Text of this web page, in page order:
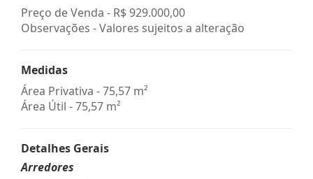
Preço de Venda - R$ 929.000,00
Observações - Valores sujeitos a alteração
Medidas
Área Privativa - 75,57 m²
Área Útil - 75,57 m²
Detalhes Gerais
Arredores